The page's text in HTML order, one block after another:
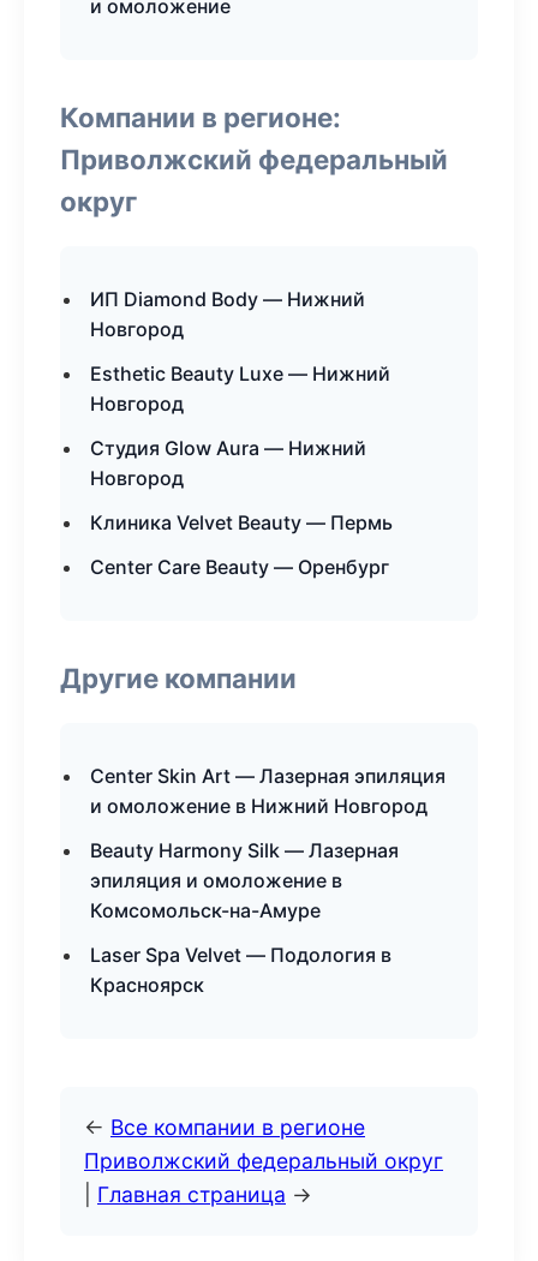
и омоложение
Компании в регионе:
Приволжский федеральный
округ
ИП Diamond Body — Нижний
Новгород
Esthetic Beauty Luxe — Нижний
Новгород
Студия Glow Aura — Нижний
Новгород
Клиника Velvet Beauty — Пермь
Center Care Beauty — Оренбург
Другие компании
Center Skin Art — Лазерная эпиляция
и омоложение в Нижний Новгород
Beauty Harmony Silk — Лазерная
эпиляция и омоложение в
Комсомольск-на-Амуре
Laser Spa Velvet — Подология в
Красноярск
← Все компании в регионе
Приволжский федеральный округ
Главная страница →